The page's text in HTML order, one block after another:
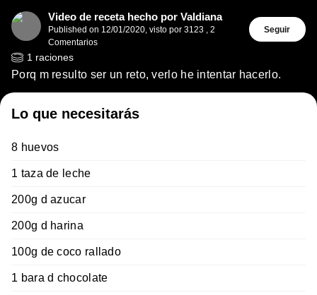
Video de receta hecho por Valdiana
Published on 12/01/2020, visto por 3123 , 2
Comentarios
Seguir
1 raciones
Porq m resulto ser un reto, verlo he intentar hacerlo.
Lo que necesitarás
8 huevos
1 taza de leche
200g d azucar
200g d harina
100g de coco rallado
1 bara d chocolate